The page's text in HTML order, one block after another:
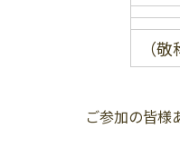
（
ご参加の皆様